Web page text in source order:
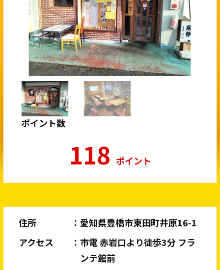
ポイント数
118 ポイント
住所
愛知県豊橋市東田町井原16-1
アクセス
市電 赤岩口より徒歩3分 フラ
ンテ館前